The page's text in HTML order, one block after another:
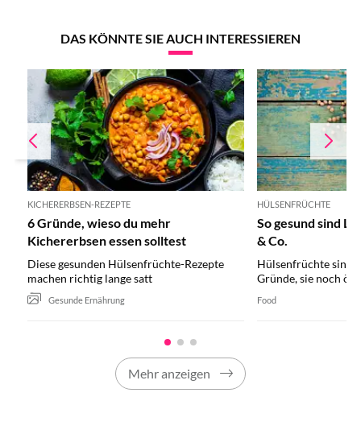
DAS KÖNNTE SIE AUCH INTERESSIEREN
KICHERERBSEN-REZEPTE
6 Gründe, wieso du mehr
Kichererbsen essen solltest
Diese gesunden Hülsenfrüchte-Rezepte
machen richtig lange satt
Gesunde Ernährung
HÜLSENFRÜCHTE
So gesund sind
& Co.
Hülsenfrüchte sind
Gründe, sie noch
Food
Mehr anzeigen